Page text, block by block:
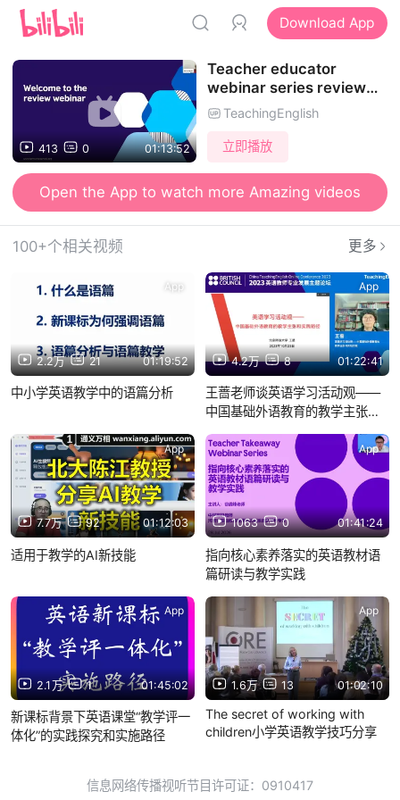
Download App
413 0 01:13:52
Teacher educator
webinar series review
2022-2023 I 2022-2023
年教师教育者专业发展系列
研讨会回顾
TeachingEnglish
立即播放
Open the App to watch more Amazing videos
Open the App to send Danmu and watch videos together
100+个相关视频 更多
2.2万 21 01:19:52
App
中小学英语教学中的语篇分析
4.2万 8 01:22:41
App
王蔷老师谈英语学习活动观——
中国基础外语教育的教学主张和
7.7万 92 01:12:03
App
适用于教学的AI新技能
1063 0 01:41:24
App
指向核心素养落实的英语教材语
篇研读与教学实践
2.1万 1 01:45:02
App
新课标背景下英语课堂“教学评一
体化”的实践探究和实施路径
1.6万 13 01:02:10
App
The secret of working with
children小学英语教学技巧分享
信息网络传播视听节目许可证：0910417